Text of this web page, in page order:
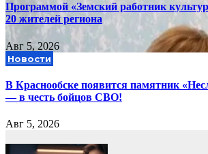
Программой «Земский работник
20 жителей региона
Авг 5, 2026
Новости
В Краснообске появится памятник
— в честь бойцов СВО!
Авг 5, 2026